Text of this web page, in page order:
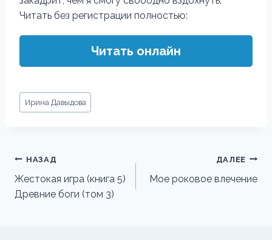
Читать без регистрации полностью:
Читать онлайн
Метки
записи:
Ирина Давыдова
Навигация
по
записям
НАЗАД
Жестокая игра (книга 5)
Древние боги (том 3)
ДАЛЕЕ
Мое роковое влечение